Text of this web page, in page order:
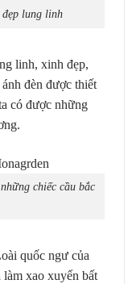
đẹp lung linh
linh, xinh đẹp,
đèn được thiết
có được những
chiếc cầu bắc
quốc ngư của
làm xao xuyển bất